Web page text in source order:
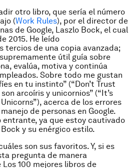
otro libro, que sería el número
(Work Rules), por el director de
de Google, Laszlo Bock, el cual
2015. He leído
tercios de una copia avanzada;
útil guía sobre
evalúa, motiva y continúa
Sobre todo me gustan
en tu instinto” (“Don’t Trust
arcoíris y unicornios” (“It’s
acerca de los errores
de personas en Google.
entrante, ya que estoy cautivado
y su enérgico estilo.
son sus favoritos. Y, si es
pregunta de manera
Los 100 mejores libros de